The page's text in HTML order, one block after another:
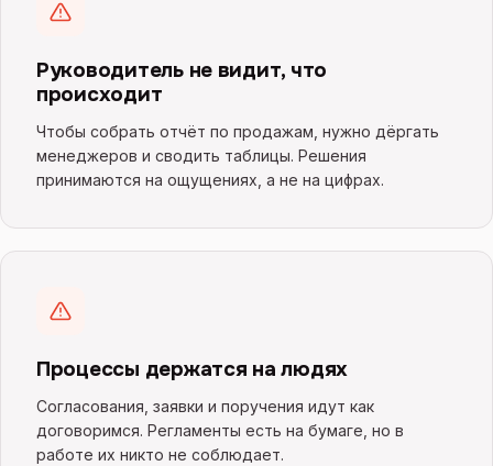
Руководитель не видит, что
происходит
Чтобы собрать отчёт по продажам, нужно дёргать
менеджеров и сводить таблицы. Решения
принимаются на ощущениях, а не на цифрах.
Процессы держатся на людях
Согласования, заявки и поручения идут как
договоримся. Регламенты есть на бумаге, но в
работе их никто не соблюдает.